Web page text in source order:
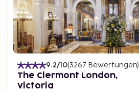
9.2/10(3267 Bewertungen)
The Clermont London,
Victoria